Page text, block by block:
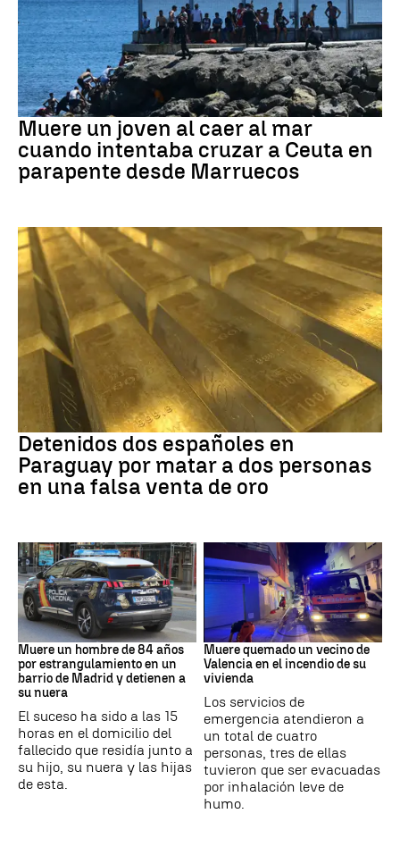
Ceuta
Muere un joven al caer al mar
cuando intentaba cruzar a Ceuta en
parapente desde Marruecos
Paraguay
Detenidos dos españoles en
Paraguay por matar a dos personas
en una falsa venta de oro
Suceso
Muere un hombre de 84 años
por estrangulamiento en un
barrio de Madrid y detienen a
su nuera
El suceso ha sido a las 15
horas en el domicilio del
fallecido que residía junto a
su hijo, su nuera y las hijas
de esta.
INCENDIO
Muere quemado un vecino de
Valencia en el incendio de su
vivienda
Los servicios de
emergencia atendieron a
un total de cuatro
personas, tres de ellas
tuvieron que ser evacuadas
por inhalación leve de
humo.